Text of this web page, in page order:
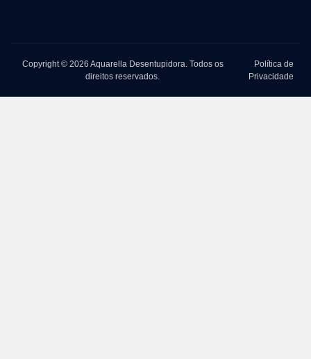
Copyright © 2026 Aquarella Desentupidora. Todos os
direitos reservados.
Política de
Privacidade